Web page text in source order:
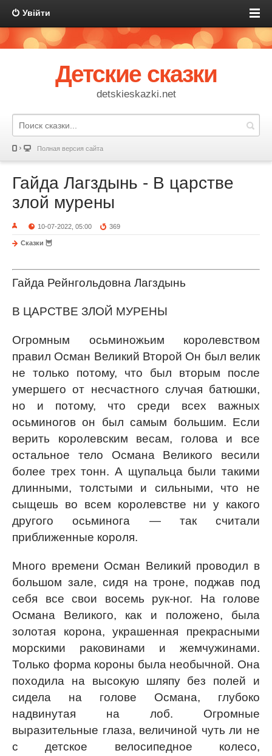
Увійти
Детские сказки
detskieskazki.net
Полная версия сайта
Гайда Лагздынь - В царстве
злой мурены
10-07-2022, 05:00 369
Сказки 🦉
Гайда Рейнгольдовна Лагздынь
В ЦАРСТВЕ ЗЛОЙ МУРЕНЫ
Огромным осьминожьим королевством
правил Осман Великий Второй Он был велик
не только потому, что был вторым после
умершего от несчастного случая батюшки,
но и потому, что среди всех важных
осьминогов он был самым большим. Если
верить королевским весам, голова и все
остальное тело Османа Великого весили
более трех тонн. А щупальца были такими
длинными, толстыми и сильными, что не
сыщешь во всем королевстве ни у какого
другого осьминога — так считали
приближенные короля.
Много времени Осман Великий проводил в
большом зале, сидя на троне, поджав под
себя все свои восемь рук-ног. На голове
Османа Великого, как и положено, была
золотая корона, украшенная прекрасными
морскими раковинами и жемчужинами.
Только форма короны была необычной. Она
походила на высокую шляпу без полей и
сидела на голове Османа, глубоко
надвинутая на лоб. Огромные
выразительные глаза, величиной чуть ли не
с детское велосипедное колесо,